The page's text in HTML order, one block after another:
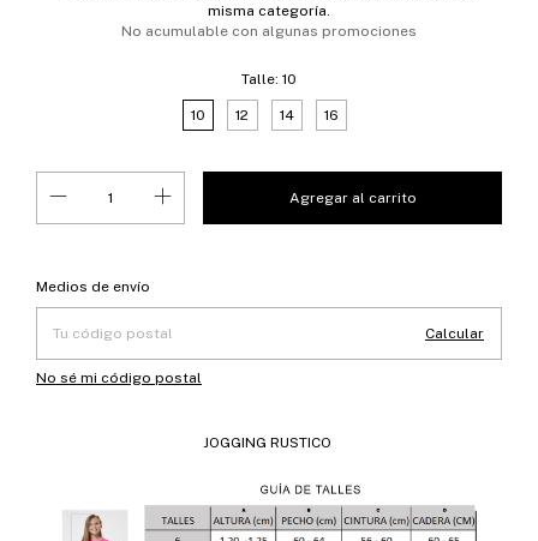
misma categoría.
No acumulable con algunas promociones
Talle: 10
10 12 14 16
Entregas para el CP:
Medios de envío
Calcular
No sé mi código postal
JOGGING RUSTICO